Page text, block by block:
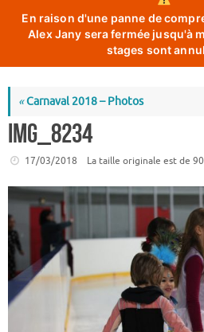
En raison d'une panne de
Alex Jany sera fermée jusqu'à
stages sont
«Carnaval 2018 – Photos
IMG_8234
17/03/2018 La taille originale est de